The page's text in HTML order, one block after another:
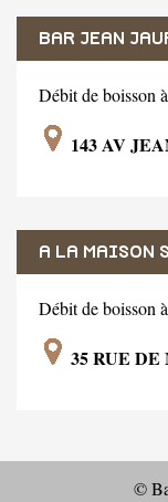
BAR JEAN
Débit de boisson
143 AV
A LA MAISON
Débit de boisson
35 RUE
©